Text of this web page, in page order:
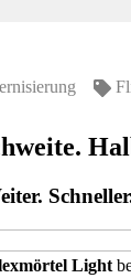
GmbH
Light